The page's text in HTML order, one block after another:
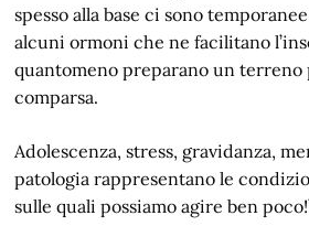
spesso alla base ci sono
alcuni ormoni che ne facilitano
quantomeno preparano un terreno
comparsa.
Adolescenza, stress, gravidanza,
patologia rappresentano le
sulle quali possiamo agire ben